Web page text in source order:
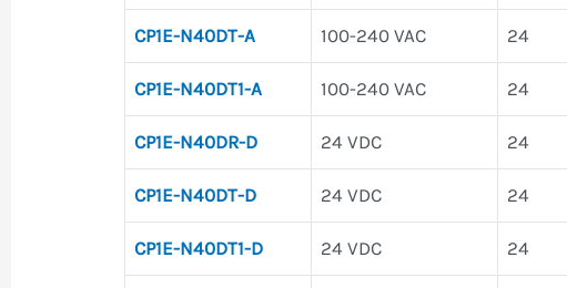
CP1E-N40DT-A 100-240 VAC 24
CP1E-N40DT1-A 100-240 VAC 24
CP1E-N40DR-D 24 VDC 24
CP1E-N40DT-D 24 VDC 24
CP1E-N40DT1-D 24 VDC 24